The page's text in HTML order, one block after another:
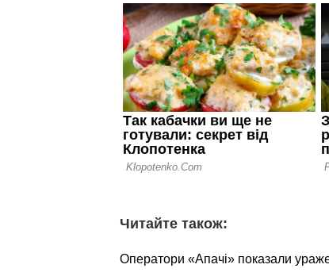
Читайте також:
Оператори «Апачі» показали